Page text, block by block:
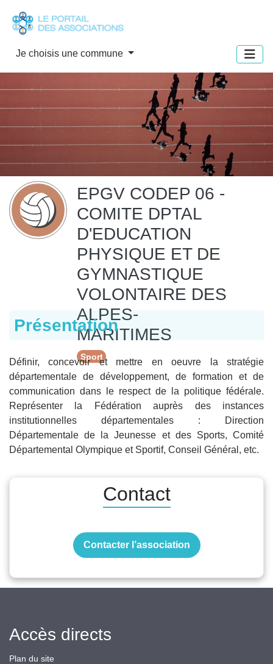
Je choisis une commune
EPGV CODEP 06 -
COMITE DPTAL
D'EDUCATION
PHYSIQUE ET DE
GYMNASTIQUE
VOLONTAIRE DES
ALPES-
MARITIMES
Sport
Présentation
Définir, concevoir et mettre en oeuvre la stratégie
départementale de développement, de formation et de
communication dans le respect de la politique fédérale.
Représenter la Fédération auprès des instances
institutionnelles départementales : Direction
Départementale de la Jeunesse et des Sports, Comité
Départemental Olympique et Sportif, Conseil Général, etc.
Contact
Contacter l’association
Accès directs
Plan du site